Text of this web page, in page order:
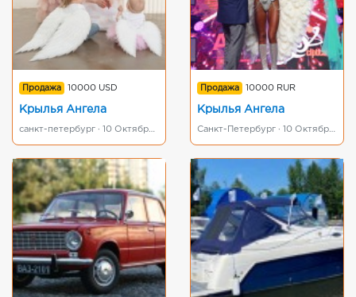
Продажа 10000 USD
Крылья Ангела
санкт-петербург · 10 Октября 2023
Продажа 10000 RUR
Крылья Ангела
Санкт-Петербург · 10 Октября 2023